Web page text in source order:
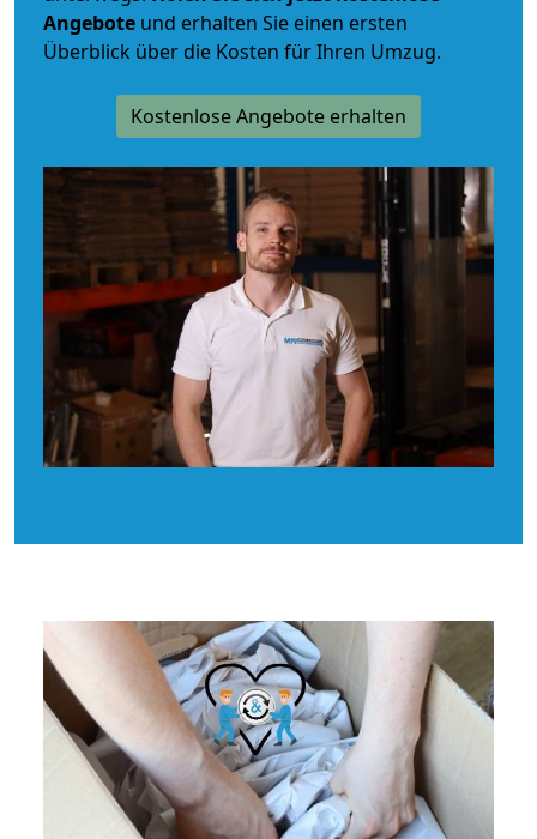
Angebote und erhalten Sie einen ersten
Überblick über die Kosten für Ihren Umzug.
Kostenlose Angebote erhalten